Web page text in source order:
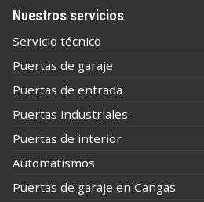
Nuestros servicios
Servicio técnico
Puertas de garaje
Puertas de entrada
Puertas industriales
Puertas de interior
Automatismos
Puertas de garaje en Cangas